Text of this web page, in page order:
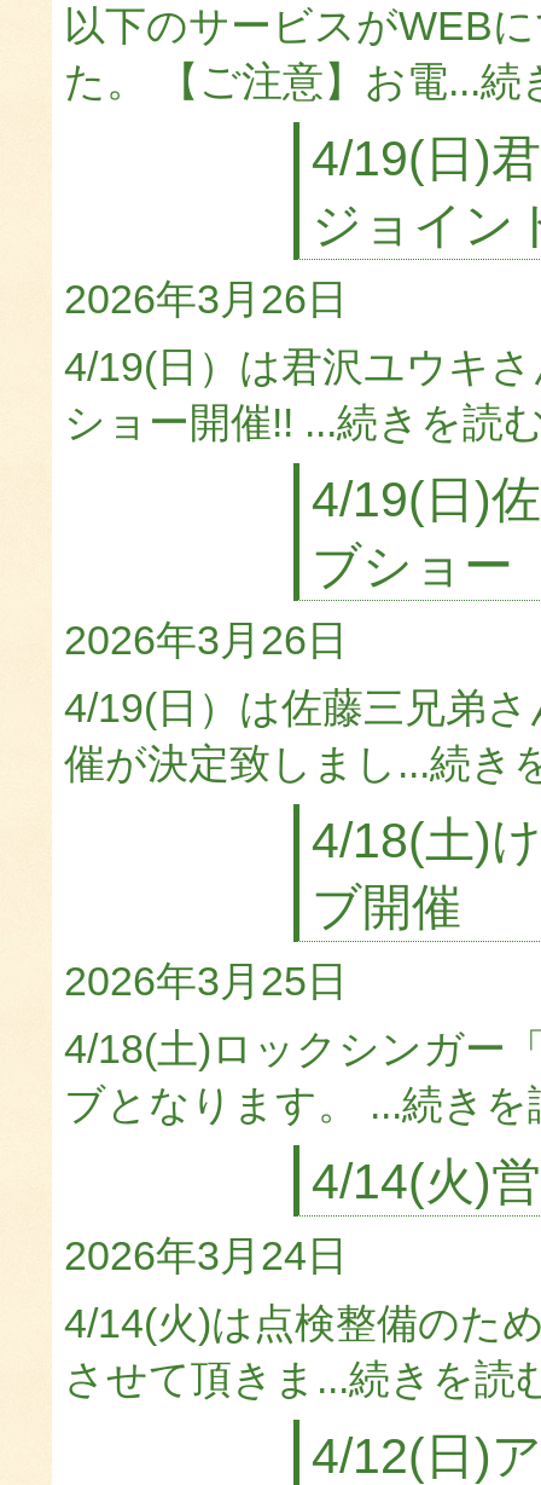
以下のサービスがWEB
た。 【ご注意】お電...続
4/19(日)
ジョイン
2026年3月26日
4/19(日）は君沢ユウキ
ショー開催!! ...続きを読
4/19(日)
ブショー
2026年3月26日
4/19(日）は佐藤三兄弟
催が決定致しまし...続き
4/18(土)
ブ開催
2026年3月25日
4/18(土)ロックシンガー
ブとなります。 ...続きを
4/14(火)
2026年3月24日
4/14(火)は点検整備のた
させて頂きま...続きを読
4/12(日)